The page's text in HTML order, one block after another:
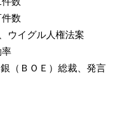
数
ウイグル人権法案
（ＢＯＥ）総裁、発言